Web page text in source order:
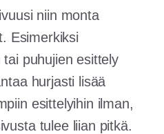
niin monta
Esimerkiksi
puhujien esittely
hurjasti lisää
esittelyihin ilman,
tulee liian pitkä.